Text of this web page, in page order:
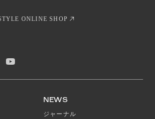
ONLINE SHOP
NEWS
ジャーナル